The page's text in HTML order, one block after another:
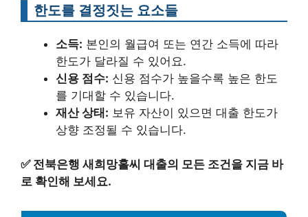
한도를 결정짓는 요소들
소득: 본인의 월급여 또는 연간 소득에 따라
한도가 달라질 수 있어요.
신용 점수: 신용 점수가 높을수록 높은 한도
를 기대할 수 있습니다.
재산 상태: 보유 자산이 있으면 대출 한도가
상향 조정될 수 있습니다.
✅ 전북은행 새희망홀씨 대출의 모든 조건을 지금 바
로 확인해 보세요.